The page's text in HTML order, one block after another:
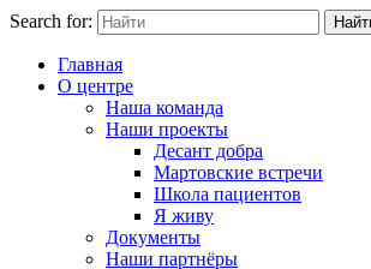
Search for:
Главная
О центре
Наша команда
Наши проекты
Десант добра
Мартовские встречи
Школа пациентов
Я живу
Документы
Наши партнёры